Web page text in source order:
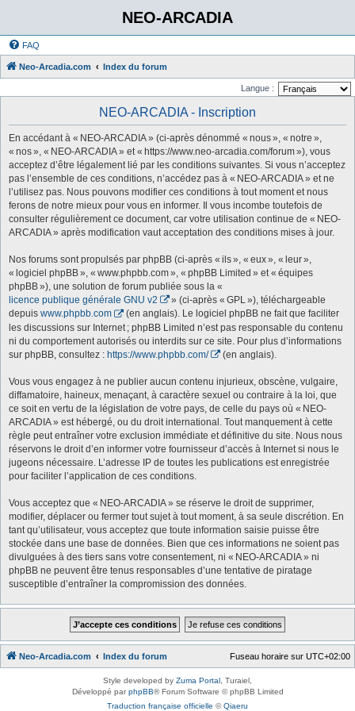
NEO-ARCADIA
FAQ
Neo-Arcadia.com Index du forum
Langue :
NEO-ARCADIA - Inscription
En accédant à « NEO-ARCADIA » (ci-après dénommé « nous », « notre »,
« nos », « NEO-ARCADIA » et « https://www.neo-arcadia.com/forum »), vous
acceptez d’être légalement lié par les conditions suivantes. Si vous n’acceptez
pas l’ensemble de ces conditions, n’accédez pas à « NEO-ARCADIA » et ne
l’utilisez pas. Nous pouvons modifier ces conditions à tout moment et nous
ferons de notre mieux pour vous en informer. Il vous incombe toutefois de
consulter régulièrement ce document, car votre utilisation continue de « NEO-
ARCADIA » après modification vaut acceptation des conditions mises à jour.
Nos forums sont propulsés par phpBB (ci-après « ils », « eux », « leur »,
« logiciel phpBB », « www.phpbb.com », « phpBB Limited » et « équipes
phpBB »), une solution de forum publiée sous la «
licence publique générale GNU v2
» (ci-après « GPL »), téléchargeable
depuis www.phpbb.com
(en anglais). Le logiciel phpBB ne fait que faciliter
les discussions sur Internet ; phpBB Limited n’est pas responsable du contenu
ni du comportement autorisés ou interdits sur ce site. Pour plus d’informations
sur phpBB, consultez : https://www.phpbb.com/ (en anglais).
Vous vous engagez à ne publier aucun contenu injurieux, obscène, vulgaire,
diffamatoire, haineux, menaçant, à caractère sexuel ou contraire à la loi, que
ce soit en vertu de la législation de votre pays, de celle du pays où « NEO-
ARCADIA » est hébergé, ou du droit international. Tout manquement à cette
règle peut entraîner votre exclusion immédiate et définitive du site. Nous nous
réservons le droit d’en informer votre fournisseur d’accès à Internet si nous le
jugeons nécessaire. L’adresse IP de toutes les publications est enregistrée
pour faciliter l’application de ces conditions.
Vous acceptez que « NEO-ARCADIA » se réserve le droit de supprimer,
modifier, déplacer ou fermer tout sujet à tout moment, à sa seule discrétion. En
tant qu’utilisateur, vous acceptez que toute information saisie puisse être
stockée dans une base de données. Bien que ces informations ne soient pas
divulguées à des tiers sans votre consentement, ni « NEO-ARCADIA » ni
phpBB ne peuvent être tenus responsables d’une tentative de piratage
susceptible d’entraîner la compromission des données.
Neo-Arcadia.com Index du forum Fuseau horaire sur UTC+02:00
Style developed by Zuma Portal , Turaiel,
Développé parphpBB® Forum Software © phpBB Limited
Traduction française officielle ©Qiaeru